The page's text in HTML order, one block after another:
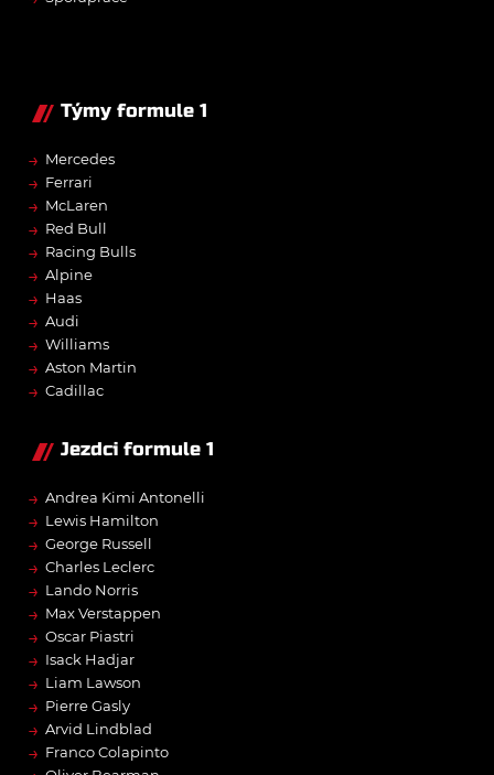
Týmy formule 1
→ Mercedes
→ Ferrari
→ McLaren
→ Red Bull
→ Racing Bulls
→ Alpine
→ Haas
→ Audi
→ Williams
→ Aston Martin
→ Cadillac
Jezdci formule 1
→ Andrea Kimi Antonelli
→ Lewis Hamilton
→ George Russell
→ Charles Leclerc
→ Lando Norris
→ Max Verstappen
→ Oscar Piastri
→ Isack Hadjar
→ Liam Lawson
→ Pierre Gasly
→ Arvid Lindblad
→ Franco Colapinto